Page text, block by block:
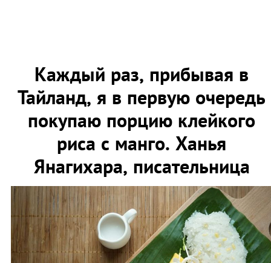
Каждый раз, прибывая в
Тайланд, я в первую очередь
покупаю порцию клейкого
риса с манго. Ханья
Янагихара, писательница